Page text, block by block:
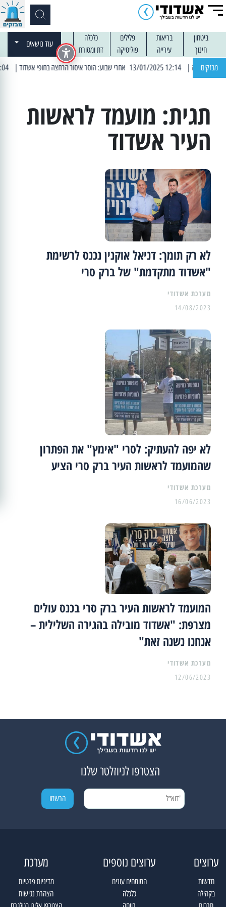
ביטחון בריאות פלילים
כלכלה
חינוך
עירייה פוליטיקה דת ומסורת
עוד נושאים
מבזקים | 12:14 13/01/2025 אחרי שבוע: הוסר איסור הרחצה בחופי אשדוד | 13:04 14/01/2025 עובדים בלילות: עבודות קרצוף וריבוד אספלט
תגית: מועמד לראשות
העיר אשדוד
לא רק תומך: דניאל אוקנין נכנס לרשימת
"אשדוד מתקדמת" של ברק סרי
מערכת אשדודי
14/08/2023
לא יפה להעתיק: לסרי "אימץ" את הפתרון
שהמועמד לראשות העיר ברק סרי הציע
מערכת אשדודי
16/06/2023
המועמד לראשות העיר ברק סרי בכנס עולים
מצרפת: "אשדוד מובילה בהגירה השלילית –
אנחנו נשנה זאת"
מערכת אשדודי
12/06/2023
הצטרפו לניוזלטר שלנו
ערוצים
חדשות
בקהילה
ערוצים נוספים
המומחים עונים
כלכלה
מערכת
מדיניות פרטיות
הצהרת נגישות